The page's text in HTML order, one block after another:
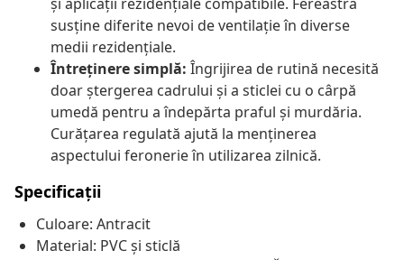
susține diferite nevoi de ventilație în diverse
medii rezidențiale.
Întreținere simplă: Îngrijirea de rutină necesită
doar ștergerea cadrului și a sticlei cu o cârpă
umedă pentru a îndepărta praful și murdăria.
Curățarea regulată ajută la menținerea
aspectului feronerie în utilizarea zilnică.
Specificații
Culoare: Antracit
Material: PVC și sticlă